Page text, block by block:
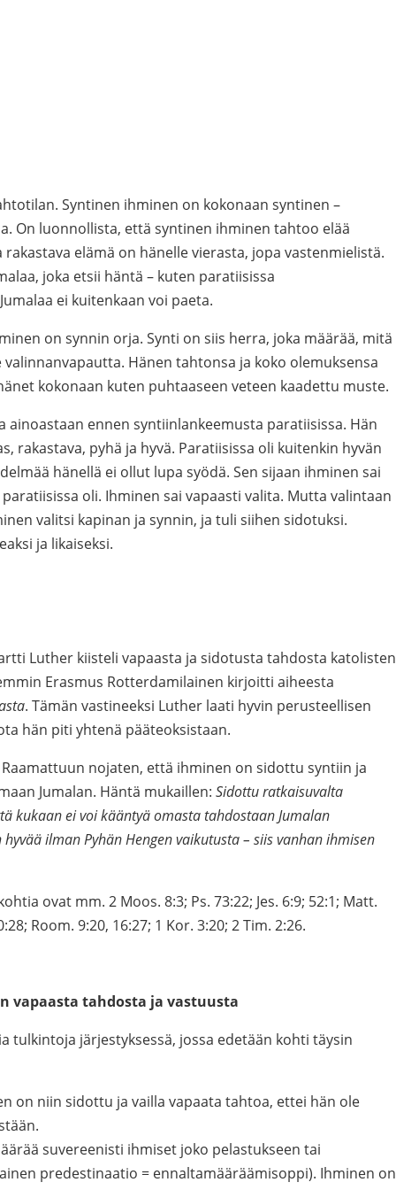
Syntinen ihminen on kokonaan syntinen –
On luonnollista, että syntinen ihminen tahtoo elää
rakastava elämä on hänelle vierasta, jopa vastenmielistä.
joka etsii häntä – kuten paratiisissa
ei kuitenkaan voi paeta.
on synnin orja. Synti on siis herra, joka määrää, mitä
Hänen tahtonsa ja koko olemuksensa
kokonaan kuten puhtaaseen veteen kaadettu muste.
ainoastaan ennen syntiinlankeemusta paratiisissa. Hän
rakastava, pyhä ja hyvä. Paratiisissa oli kuitenkin hyvän
hänellä ei ollut lupa syödä. Sen sijaan ihminen sai
oli. Ihminen sai vapaasti valita. Mutta valintaan
valitsi kapinan ja synnin, ja tuli siihen sidotuksi.
ja likaiseksi.
Luther kiisteli vapaasta ja sidotusta tahdosta katolisten
Erasmus Rotterdamilainen kirjoitti aiheesta
. Tämän vastineeksi Luther laati hyvin perusteellisen
hän piti yhtenä pääteoksistaan.
nojaten, että ihminen on sidottu syntiin ja
Jumalan. Häntä mukaillen: Sidottu ratkaisuvalta
kukaan ei voikääntyä omasta tahdostaan Jumalan
hyvääilman Pyhän Hengen vaikutusta – siis vanhan ihmisen
ovat mm. 2 Moos. 8:3; Ps. 73:22; Jes. 6:9; 52:1; Matt.
Room. 9:20, 16:27; 1 Kor. 3:20; 2 Tim. 2:26.
vapaasta tahdosta ja vastuusta
tulkintoja järjestyksessä, jossa edetään kohti täysin
on niin sidottu ja vailla vapaata tahtoa, ettei hän ole
suvereenisti ihmiset joko pelastukseen tai
predestinaatio = ennaltamääräämisoppi). Ihminen on